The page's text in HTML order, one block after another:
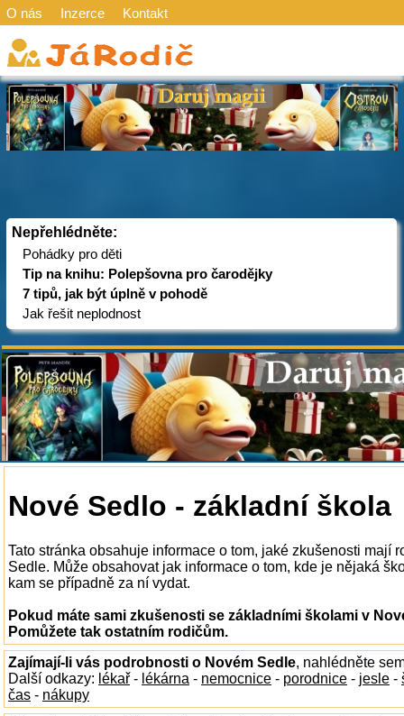
O nás Inzerce Kontakt
Nepřehlédněte:
Pohádky pro děti
Tip na knihu: Polepšovna pro čarodějky
7 tipů, jak být úplně v pohodě
Jak řešit neplodnost
Nové Sedlo - základní škola
Tato stránka obsahuje informace o tom, jaké zkušenosti mají
Sedle. Může obsahovat jak informace o tom, kde je nějaká
kam se případně za ní vydat.
Pokud máte sami zkušenosti se základními školami v
Pomůžete tak ostatním rodičům.
Zajímají-li vás podrobnosti o Novém Sedle, nahlédněte
Další odkazy: lékař - lékárna - nemocnice - porodnice - jesle -
čas - nákupy